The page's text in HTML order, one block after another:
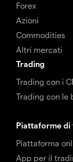
Forex
Azioni
Commodities
Altri mercati
Trading
Trading con i
Trading con le
Piattaforme di
Piattaforma
App per il